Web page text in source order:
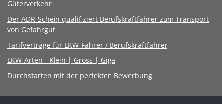
Güterverkehr
Der ADR-Schein qualifiziert Berufskraftfahrer zum Transport
von Gefahrgut
Tarifverträge für LKW-Fahrer / Berufskraftfahrer
LKW-Arten - Klein | Gross | Giga
Durchstarten mit der perfekten Bewerbung